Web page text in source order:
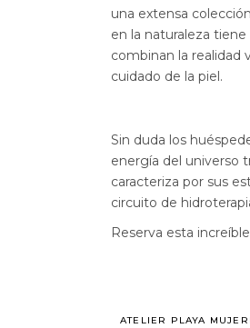
una extensa
en la naturaleza
combinan la realidad
cuidado de la piel.
Sin duda los
energía del universo
caracteriza por sus
circuito de
Reserva esta
ATELIER PLAYA